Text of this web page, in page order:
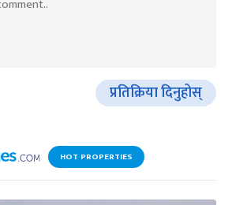
प्रतिक्रिया दिनुहोस्
HOT PROPERTIES